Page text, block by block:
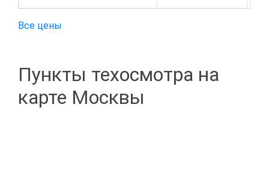
Все цены
Пункты техосмотра на
карте Москвы